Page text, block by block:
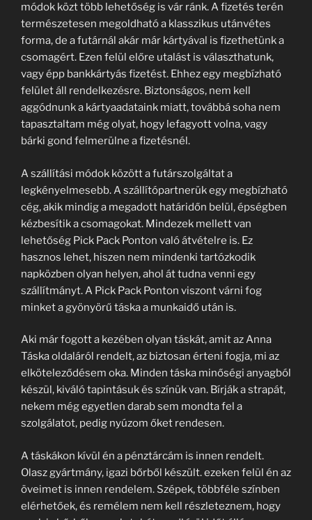
módok közt több lehetőség is vár ránk. A fizetés terén
természetesen megoldható a klasszikus utánvétes
forma, de a futárnál akár már kártyával is fizethetünk a
csomagért. Ezen felül előre utalást is választhatunk,
vagy épp bankkártyás fizetést. Ehhez egy megbízható
felület áll rendelkezésre. Biztonságos, nem kell
aggódnunk a kártyaadataink miatt, továbbá soha nem
tapasztaltam még olyat, hogy lefagyott volna, vagy
bárki gond felmerülne a fizetésnél.
A szállítási módok között a futárszolgáltat a
legkényelmesebb. A szállítópartnerük egy megbízható
cég, akik mindig a megadott határidőn belül, épségben
kézbesítik a csomagokat. Mindezek mellett van
lehetőség Pick Pack Ponton való átvételre is. Ez
hasznos lehet, hiszen nem mindenki tartózkodik
napközben olyan helyen, ahol át tudna venni egy
szállítmányt. A Pick Pack Ponton viszont várni fog
minket a gyönyörű táska a munkaidő után is.
Aki már fogott a kezében olyan táskát, amit az Anna
Táska oldaláról rendelt, az biztosan érteni fogja, mi az
elköteleződésem oka. Minden táska minőségi anyagból
készül, kiváló tapintásuk és színük van. Bírják a strapát,
nekem még egyetlen darab sem mondta fel a
szolgálatot, pedig nyúzom őket rendesen.
A táskákon kívül én a pénztárcám is innen rendelt.
Olasz gyártmány, igazi bőrből készült. ezeken felül én az
öveimet is innen rendelem. Szépek, többféle színben
elérhetőek, és remélem nem kell részleteznem, hogy